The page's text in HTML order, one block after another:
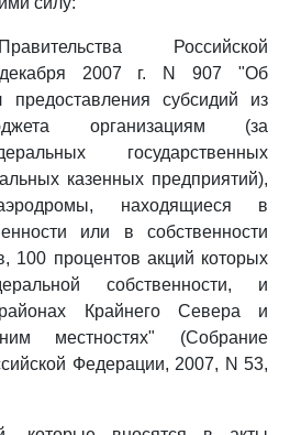
Российской
2007 г. N 907 "Об
предоставления субсидий из
организациям (за
государственных
казенных предприятий),
находящиеся в
или в собственности
100 процентов акций которых
собственности, и
Крайнего Севера и
местностях" (Собрание
Федерации, 2007, N 53,